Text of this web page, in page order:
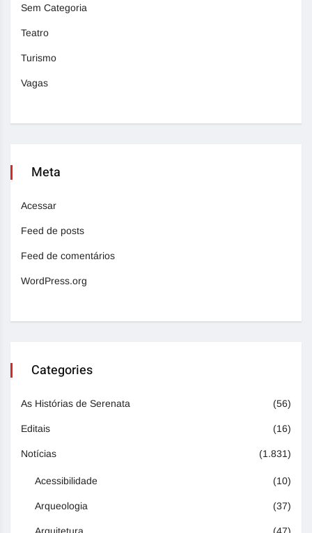
Sem Categoria
Teatro
Turismo
Vagas
Meta
Acessar
Feed de posts
Feed de comentários
WordPress.org
Categories
As Histórias de Serenata (56)
Editais (16)
Notícias (1.831)
Acessibilidade (10)
Arqueologia (37)